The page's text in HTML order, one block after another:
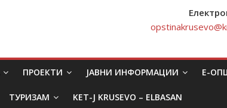
ПРОЕКТИ ЈАВНИ ИНФОРМАЦИИ Е-
ТУРИЗАМ KET-J KRUSEVO – ELBASAN